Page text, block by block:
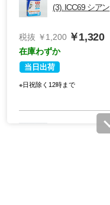
(3). ICC69 シアン
税抜 ￥1,200 ￥1,320
在庫わずか
当日出荷
※日祝除く12時まで